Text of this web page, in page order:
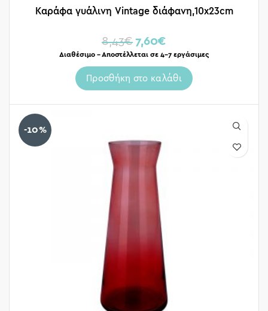
Καράφα γυάλινη Vintage διάφανη,10x23cm
8,43€ 7,60€
Διαθέσιμο – Αποστέλλεται σε 4-7 εργάσιμες
Προσθήκη στο καλάθι
-10%